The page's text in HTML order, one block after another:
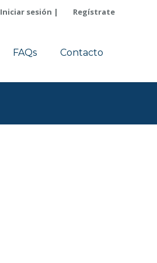
Iniciar sesión | Regístrate
FAQs Contacto